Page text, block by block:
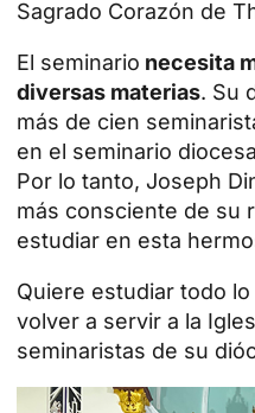
Sagrado Corazón de
El seminario necesita
diversas materias. Su
más de cien
en el seminario
Por lo tanto, Joseph
más consciente de su
estudiar en esta
Quiere estudiar todo
volver a servir a la
seminaristas de su